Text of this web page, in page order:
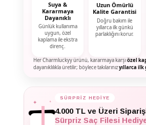
Suya &
Kararmaya
Dayanıklı
Günlük kullanıma
uygun, özel
kaplama ile ekstra
direnç.
Uzun Ömürlü
Kalite Garantisi
Doğru bakım ile
yıllarca ilk günkü
parlaklığını korur.
Her Charmluckyy ürünü, kararmaya karşıözel
dayanıklılıkla üretilir; böylece takılarınızyıllarca ilk
SÜRPRİZ HEDİYE
4.000 TL ve Üzeri
Sürpriz Saç Filesi